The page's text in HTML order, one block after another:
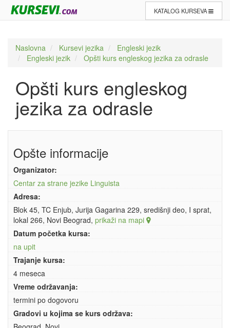
KATALOG KURSEVA
Naslovna Kursevi jezika
Engleski jezik
Engleski jezik
Opšti kurs engleskog jezika za odrasle
Opšti kurs engleskog
jezika za odrasle
Opšte informacije
Organizator:
Centar za strane jezike Linguista
Adresa:
Blok 45, TC Enjub, Jurija Gagarina 229, središnji deo, I sprat,
lokal 266, Novi Beograd, prikaži na mapi
Datum početka kursa:
na upit
Trajanje kursa:
4 meseca
Vreme održavanja:
termini po dogovoru
Gradovi u kojima se kurs održava: